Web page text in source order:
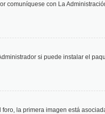
comuníquese con La
si puede instalar el
la primera imagen está